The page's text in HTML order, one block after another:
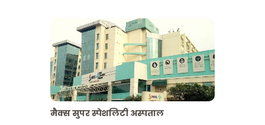
मैक्स सुपर स्पेशलिटी अस्पताल